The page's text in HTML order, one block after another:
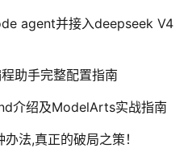
agent并接入deepseek V4
助手完整配置指南
介绍及ModelArts实战指南
法,真正的破局之策！